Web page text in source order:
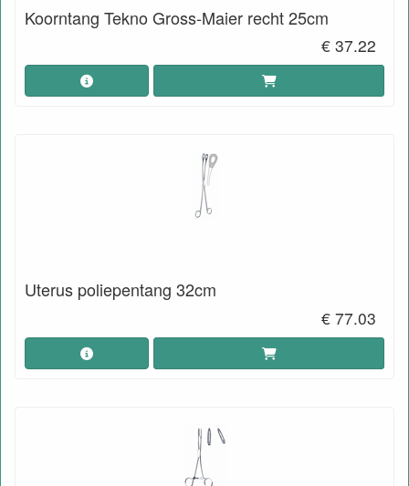
Koorntang Tekno Gross-Maier recht 25cm
€ 37.22
Uterus poliepentang 32cm
€ 77.03